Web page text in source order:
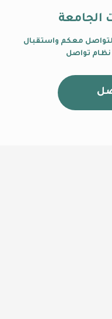
الجامعة
التواصل معكم واستقبال
تواصل